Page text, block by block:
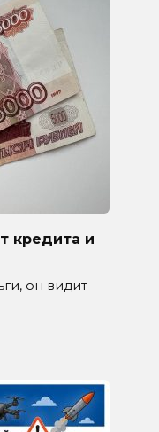
кредита и
он видит